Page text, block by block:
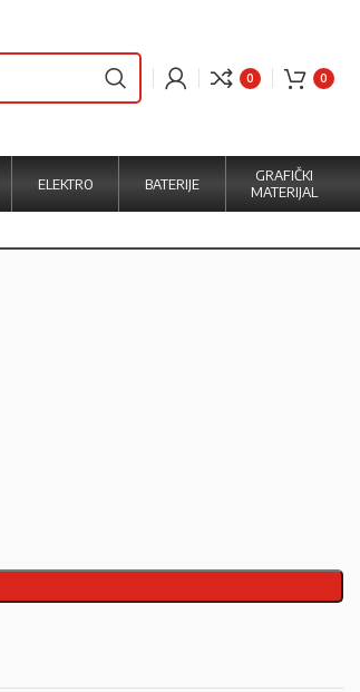
0 0
ELEKTRO BATERIJE
GRAFIČKI
MATERIJAL